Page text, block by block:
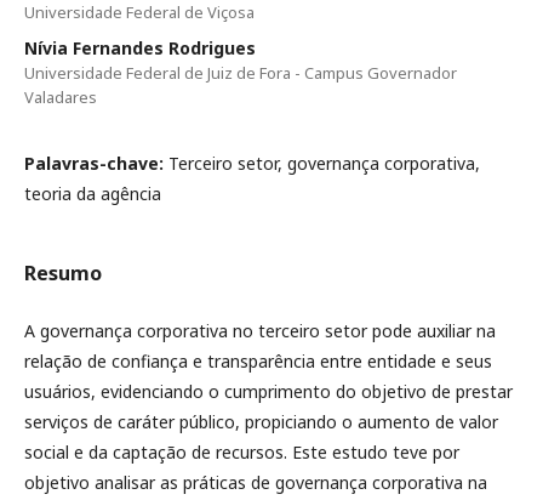
Universidade Federal de Viçosa
Nívia Fernandes Rodrigues
Universidade Federal de Juiz de Fora - Campus Governador
Valadares
Palavras-chave: Terceiro setor, governança corporativa,
teoria da agência
Resumo
A governança corporativa no terceiro setor pode auxiliar na
relação de confiança e transparência entre entidade e seus
usuários, evidenciando o cumprimento do objetivo de prestar
serviços de caráter público, propiciando o aumento de valor
social e da captação de recursos. Este estudo teve por
objetivo analisar as práticas de governança corporativa na